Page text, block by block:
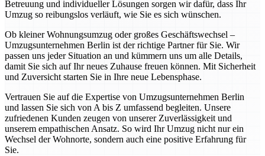
Betreuung und individueller Lösungen sorgen wir dafür, dass Ihr
Umzug so reibungslos verläuft, wie Sie es sich wünschen.
Ob kleiner Wohnungsumzug oder großes Geschäftswechsel –
Umzugsunternehmen Berlin ist der richtige Partner für Sie. Wir
passen uns jeder Situation an und kümmern uns um alle Details,
damit Sie sich auf Ihr neues Zuhause freuen können. Mit Sicherheit
und Zuversicht starten Sie in Ihre neue Lebensphase.
Vertrauen Sie auf die Expertise von Umzugsunternehmen Berlin
und lassen Sie sich von A bis Z umfassend begleiten. Unsere
zufriedenen Kunden zeugen von unserer Zuverlässigkeit und
unserem empathischen Ansatz. So wird Ihr Umzug nicht nur ein
Wechsel der Wohnorte, sondern auch eine positive Erfahrung für
Sie.